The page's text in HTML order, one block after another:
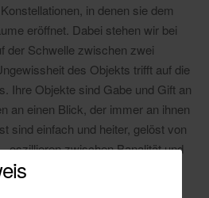
in denen sie dem
eröffnet. Dabei stehen wir bei
der Schwelle zwischen zwei
des Objekts trifft auf die
Ihre Objekte sind Gabe und Gift an
an einen Blick, der immer an ihnen
sind einfach und heiter, gelöst von
oszillieren zwischen Banalität und
Baumarkt und Tempel; sind
(Michael Hofstetter,